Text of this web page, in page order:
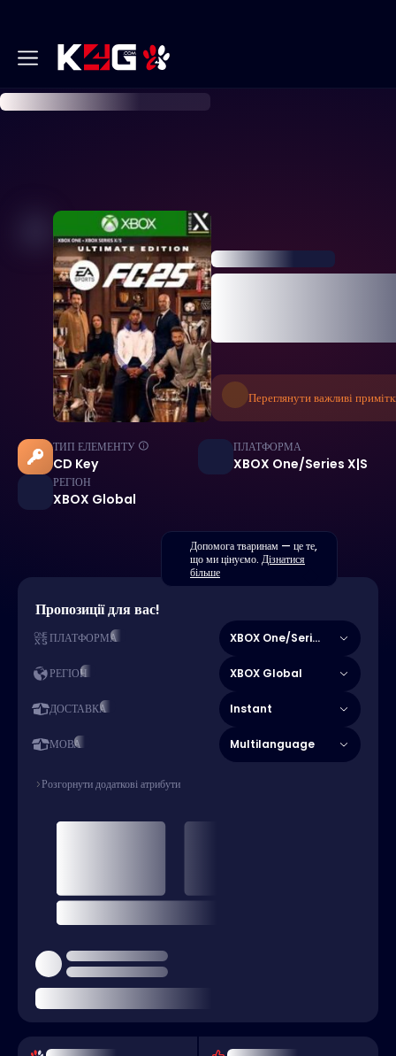
Переглянути важливі
ТИП ЕЛЕМЕНТУ
CD Key
ПЛАТФОРМА
XBOX One/Series X|S
РЕГІОН
XBOX Global
Допомога тваринам — це те,
що ми цінуємо. Дізнатися
більше
Пропозиції для вас!
ПЛАТФОРМА XBOX One/Series X|S
РЕГІОН XBOX Global
ДОСТАВКА Instant
МОВА Multilanguage
Розгорнути додаткові атрибути